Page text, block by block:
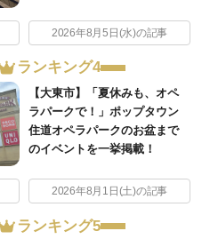
2026年8月5日(水)の記事
ランキング4
【大東市】「夏休みも、オペ
ラパークで！」ポップタウン
住道オペラパークのお盆まで
のイベントを一挙掲載！
2026年8月1日(土)の記事
ランキング5